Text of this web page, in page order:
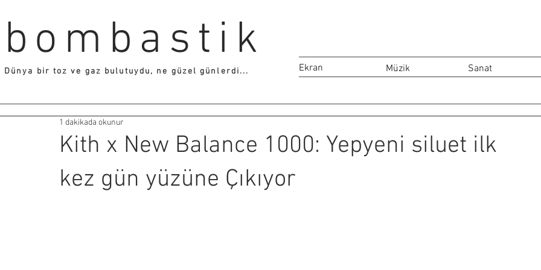
bombastik
Dünya bir toz ve gaz bulutuydu, ne güzel günlerdi... Ekran Müzik Sanat
Kith x New Balance 1000: Yepyeni siluet ilk
kez gün yüzüne Çıkıyor
1 dakikada okunur